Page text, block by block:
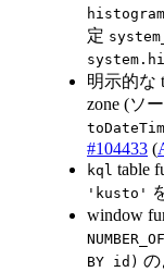
定
明示的な
zone (ソ
#104433 (
kql table
'kusto'
window
BY id) の